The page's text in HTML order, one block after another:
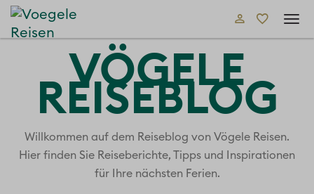
VÖGELE
REISEBLOG
Willkommen auf dem Reiseblog von Vögele Reisen.
Hier finden Sie Reiseberichte, Tipps und Inspirationen
für Ihre nächsten Ferien.